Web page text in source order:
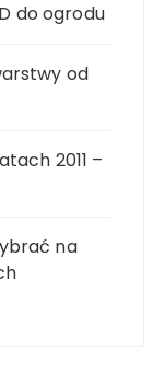
do ogrodu
od
2011 –
na